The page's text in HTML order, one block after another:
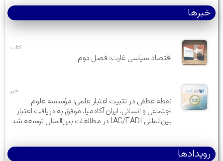
خبرها
کتاب
اقتصاد سیاسی غارت: فصل دوم
خبر
نقطه عطفی در تثبیت اعتبار علمی: مؤسسه علوم
اجتماعی و انسانی، ایران آکادمیا، موفق به دریافت اعتبار
بین‌المللی IAC/EADI در مطالعات بین‌المللی توسعه شد
رویدادها